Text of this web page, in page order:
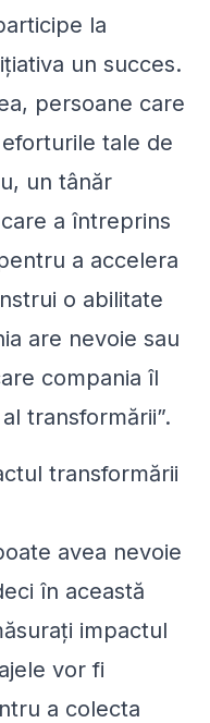
la
un succes.
persoane care
tale de
un tânăr
a întreprins
a accelera
o abilitate
are nevoie sau
compania îl
transformării”.
transformării
avea nevoie
în această
impactul
vor fi
a colecta